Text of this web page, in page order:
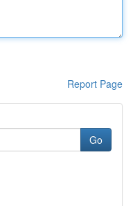
Report Page
Go